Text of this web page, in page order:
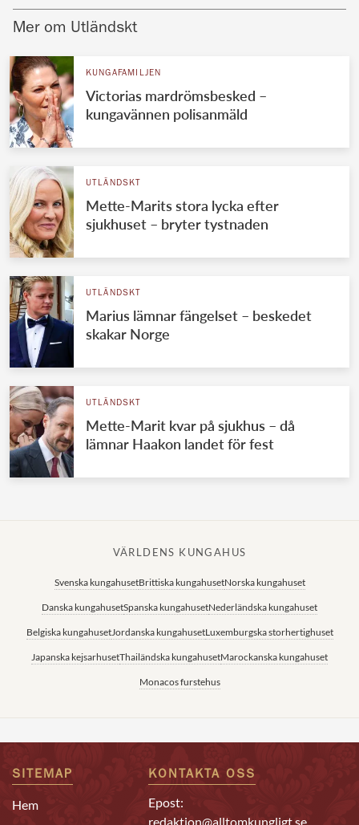
Mer om Utländskt
KUNGAFAMILJEN
Victorias mardrömsbesked –
kungavännen polisanmäld
UTLÄNDSKT
Mette-Marits stora lycka efter
sjukhuset – bryter tystnaden
UTLÄNDSKT
Marius lämnar fängelset – beskedet
skakar Norge
UTLÄNDSKT
Mette-Marit kvar på sjukhus – då
lämnar Haakon landet för fest
VÄRLDENS KUNGAHUS
Svenska kungahusetBrittiska kungahusetNorska kungahuset
Danska kungahusetSpanska kungahusetNederländska kungahuset
Belgiska kungahusetJordanska kungahusetLuxemburgska storhertighuset
Japanska kejsarhusetThailändska kungahusetMarockanska kungahuset
Monacos furstehus
SITEMAP
Hem
KONTAKTA OSS
Epost:
redaktion@alltomkungligt.se